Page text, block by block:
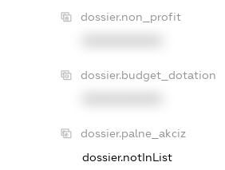
dossier.non_profit
dossier.budget_dotation
dossier.palne_akciz
dossier.notInList